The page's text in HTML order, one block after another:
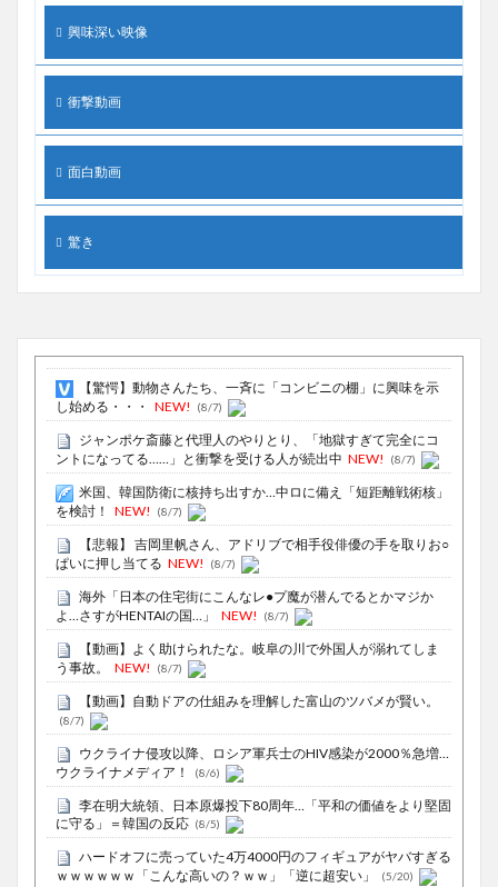
興味深い映像
衝撃動画
面白動画
驚き
【驚愕】動物さんたち、一斉に「コンビニの棚」に興味を示
し始める・・・
NEW! (8/7)
ジャンポケ斎藤と代理人のやりとり、「地獄すぎて完全にコ
ントになってる……」と衝撃を受ける人が続出中 NEW! (8/7)
米国、韓国防衛に核持ち出すか…中ロに備え「短距離戦術核」
を検討！
NEW! (8/7)
【悲報】 吉岡里帆さん、アドリブで相手役俳優の手を取りお○
ぱいに押し当てる NEW! (8/7)
海外「日本の住宅街にこんなレ●プ魔が潜んでるとかマジか
よ…さすがHENTAIの国…」
NEW! (8/7)
【動画】よく助けられたな。岐阜の川で外国人が溺れてしま
う事故。
NEW! (8/7)
【動画】自動ドアの仕組みを理解した富山のツバメが賢い。
(8/7)
ウクライナ侵攻以降、ロシア軍兵士のHIV感染が2000％急増…
ウクライナメディア！
(8/6)
李在明大統領、日本原爆投下80周年…「平和の価値をより堅固
に守る」＝韓国の反応 (8/5)
ハードオフに売っていた4万4000円のフィギュアがヤバすぎる
ｗｗｗｗｗｗ「こんな高いの？ｗｗ」「逆に超安い」
(5/20)